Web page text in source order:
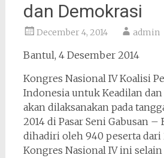
dan Demokrasi
December 4, 2014 admin
Bantul, 4 Desember 2014
Kongres Nasional IV Koalisi
Indonesia untuk Keadilan
akan dilaksanakan pada
2014 di Pasar Seni Gabusan –
dihadiri oleh 940 peserta dari
Kongres Nasional IV ini